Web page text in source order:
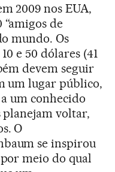
2009 nos EUA,
de
mundo. Os
e 50 dólares (41
devem seguir
um lugar público,
um conhecido
planejam voltar,
O
se inspirou
meio do qual